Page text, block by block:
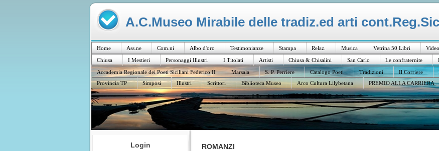
A.C.Museo Mirabile delle tradiz.ed arti
Home Ass.ne Com.ni Albo d'oro Testimonianze Stampa Relaz. Musica Vetrina 50 Libri Video
Chiusa
I Mestieri Personaggi Illustri I Titolati Artisti Chiusa & Chisalini San Carlo Le confraternite
Accademia Regionale dei Poeti Siciliani Federico II
Marsala S. P. Perriere Catalogo Poeti Tradizioni Il Corriere
Provincia TP
Simposi Illustri Scrittori Biblioteca Museo Arco Cultura Lilybetana PREMIO ALLA CARRIERA
Login ROMANZI